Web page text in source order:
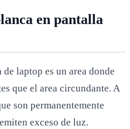
en pantalla
laptop es un area donde
que el area circundante. A
son permanentemente
exceso de luz.